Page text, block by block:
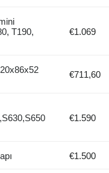
T190,
€1.069
€711,60
€1.590
€1.500